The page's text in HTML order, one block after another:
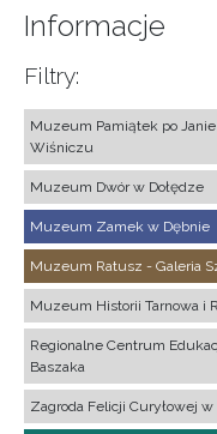
Informacje
Filtry:
Muzeum Pamiątek po
Wiśniczu
Muzeum Dwór w Dołędze
Muzeum Zamek w Dębnie
Muzeum Ratusz - Galeria
Muzeum Historii Tarnowa i
Regionalne Centrum
Baszaka
Zagroda Felicji Curyłowej